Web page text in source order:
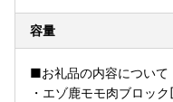
容量
■お礼品の内容について
・エゾ鹿モモ肉ブロッ